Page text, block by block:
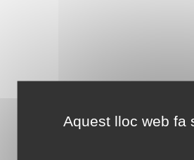
Aquest lloc web fa